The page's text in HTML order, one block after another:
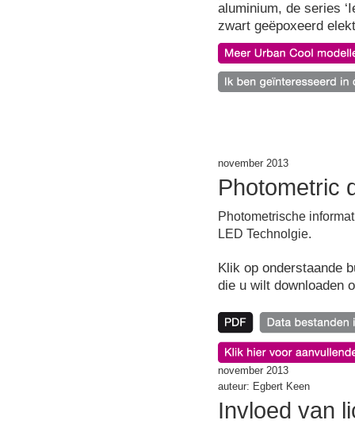
aluminium, de series
zwart geëpoxeerd
november 2013
Photometric
Photometrische
LED Technolgie.
Klik op onderstaande
die u wilt downloaden
november 2013
auteur: Egbert Keen
Invloed van